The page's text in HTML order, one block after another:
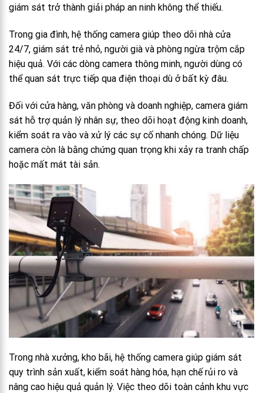
giám sát trở thành giải pháp an ninh không thể thiếu.
Trong gia đình, hệ thống camera giúp theo dõi nhà cửa
24/7, giám sát trẻ nhỏ, người già và phòng ngừa trộm cắp
hiệu quả. Với các dòng camera thông minh, người dùng có
thể quan sát trực tiếp qua điện thoại dù ở bất kỳ đâu.
Đối với cửa hàng, văn phòng và doanh nghiệp, camera giám
sát hỗ trợ quản lý nhân sự, theo dõi hoạt động kinh doanh,
kiểm soát ra vào và xử lý các sự cố nhanh chóng. Dữ liệu
camera còn là bằng chứng quan trọng khi xảy ra tranh chấp
hoặc mất mát tài sản.
Trong nhà xưởng, kho bãi, hệ thống camera giúp giám sát
quy trình sản xuất, kiểm soát hàng hóa, hạn chế rủi ro và
nâng cao hiệu quả quản lý. Việc theo dõi toàn cảnh khu vực